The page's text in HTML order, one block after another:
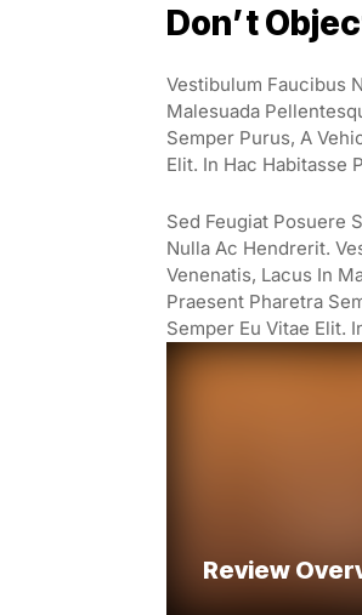
Don’t
Vestibulum Faucibus
Malesuada
Semper Purus, A
Elit. In Hac Habitasse
Sed Feugiat Posuere
Nulla Ac Hendrerit.
Venenatis, Lacus In
Praesent Pharetra
Semper Eu Vitae Elit.
Review